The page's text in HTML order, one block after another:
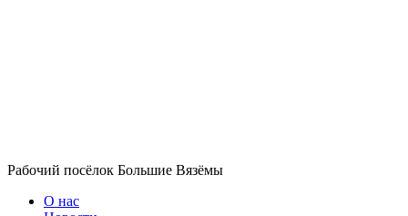
Рабочий посёлок Большие Вязёмы
О нас